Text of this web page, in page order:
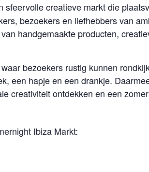
sfeervolle creatieve markt die
bezoekers en liefhebbers van
handgemaakte producten,
bezoekers rustig kunnen
een hapje en een drankje.
creativiteit ontdekken en een
Ibiza Markt: